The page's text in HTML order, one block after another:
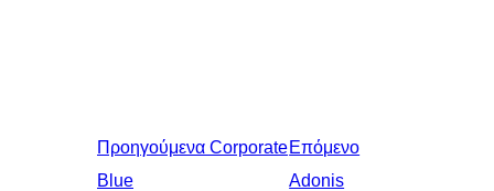
Προηγούμενα Corporate
Blue
Επόμενο
Adonis